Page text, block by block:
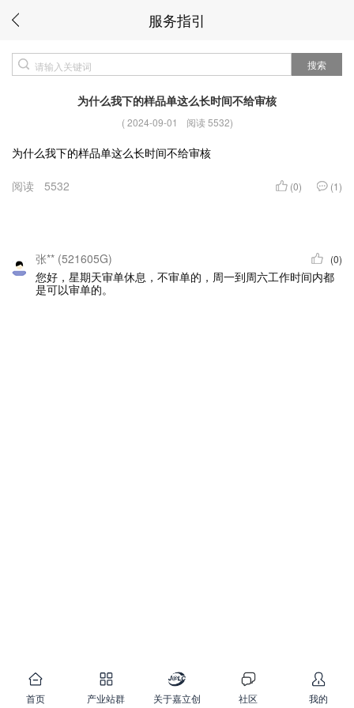
服务指引
搜索
为什么我下的样品单这么长时间不给审核
(2024-09-01 阅读 5532)
为什么我下的样品单这么长时间不给审核
阅读 5532 (0) (1)
张** (521605G) (0)
您好，星期天审单休息，不审单的，周一到周六工作时间内都
是可以审单的。
首页 产业站群 关于嘉立创 社区 我的